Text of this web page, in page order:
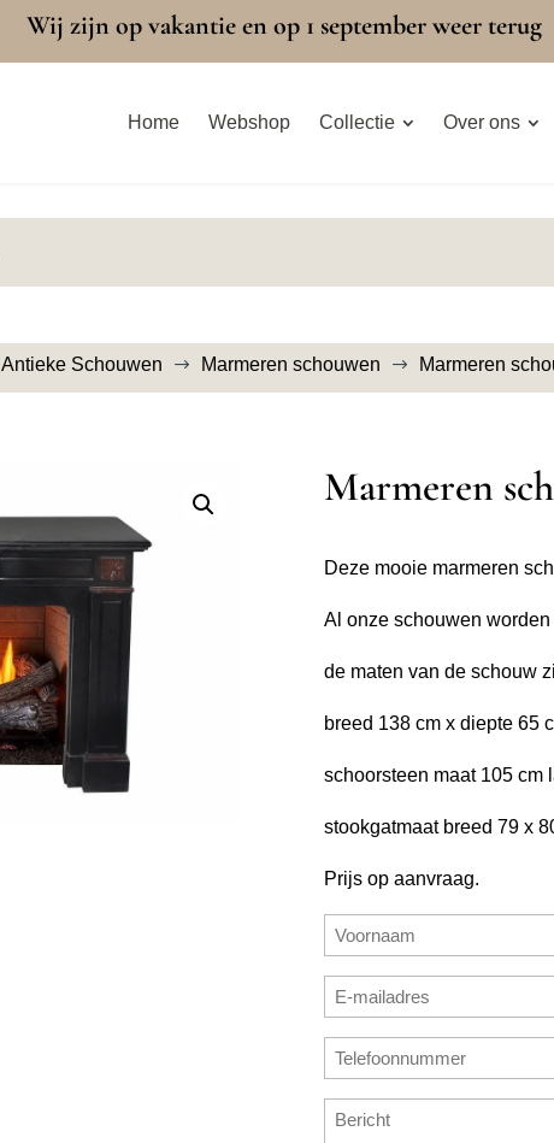
Wij zijn op vakantie en op 1 september weer terug
Home Webshop Collectie Over ons
Antieke Schouwen $ Marmeren schouwen $ Marmeren
Marmeren
Deze mooie marmeren
Al onze schouwen
de maten van de schouw
breed 138 cm x diepte 65
schoorsteen maat 105 cm
stookgatmaat breed 79 x
Prijs op aanvraag.
Naam
Voornaam
E-
mailadres
(Vereist)
E-
mailadres
invoeren
Telefoonnummer
Bericht